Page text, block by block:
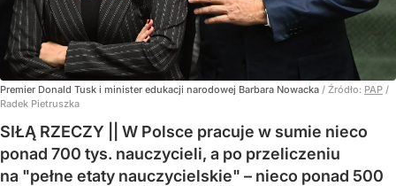
Premier Donald Tusk i minister edukacji narodowej Barbara Nowacka / Źródło: PAP /
Radek Pietruszka
SIŁĄ RZECZY || W Polsce pracuje w sumie nieco
ponad 700 tys. nauczycieli, a po przeliczeniu
na "pełne etaty nauczycielskie" – nieco ponad 500